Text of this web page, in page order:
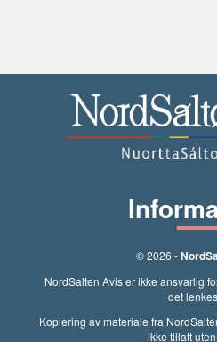
© 2026 -
NordSalten Avis er ikke ansvarlig
det
Kopiering av materiale fra
ikke tillatt